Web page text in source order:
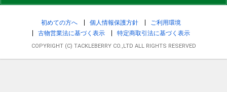
初めての方へ 個人情報保護方針
ご利用環境
古物営業法に基づく表示
特定商取引法に基づく表示
COPYRIGHT (C) TACKLEBERRY CO.,LTD ALL RIGHTS RESERVED